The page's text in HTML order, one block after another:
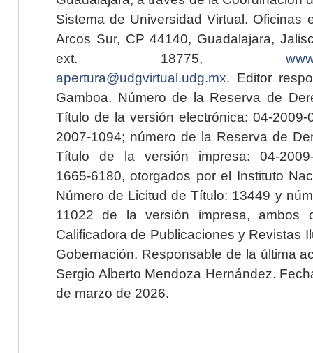
Sistema de Universidad Virtual. Oficinas
Arcos Sur, CP 44140, Guadalajara,
ext. 18775,
apertura@udgvirtual.udg.mx. Editor
Gamboa. Número de la Reserva de
Título de la versión electrónica: 04-2009-
2007-1094; número de la Reserva de
Título de la versión impresa: 04-2009-
1665-6180, otorgados por el Instituto
Número de Licitud de Título: 13449 y
11022 de la versión impresa, ambos
Calificadora de Publicaciones y Revistas
Gobernación. Responsable de la última
Sergio Alberto Mendoza Hernández.
de marzo de 2026.